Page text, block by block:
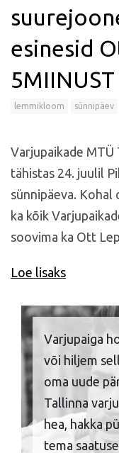
esinesid
5MIINUST
lemmikloom sünnipäev
Varjupaikade
tähistas 24. juulil
sünnipäeva. Kohal
ka kõik
soovima ka Ott
Loe lisaks
Varjupaiga
või hiljem
oma uude
Tallinna
hea, hakka
tema
Previous